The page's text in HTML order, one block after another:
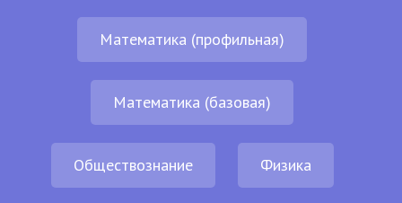
Математика (профильная)
Математика (базовая)
Обществознание Физика